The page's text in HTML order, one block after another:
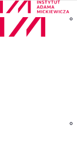
Przejdź
treści